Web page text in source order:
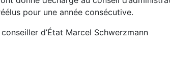
pour une année consécutive.
d’État Marcel Schwerzmann